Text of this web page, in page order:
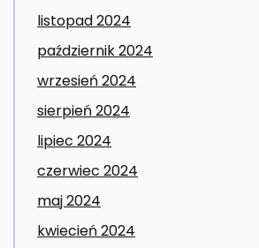
listopad 2024
październik 2024
wrzesień 2024
sierpień 2024
lipiec 2024
czerwiec 2024
maj 2024
kwiecień 2024